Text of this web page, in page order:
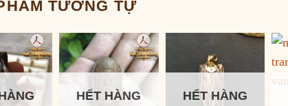
TƯƠNG TỰ
HẾT HÀNG HẾT HÀNG